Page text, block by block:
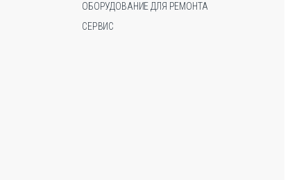
ОБОРУДОВАНИЕ ДЛЯ РЕМОНТА
СЕРВИС